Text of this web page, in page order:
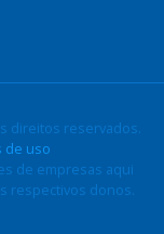
direitos reservados.
de uso
de empresas aqui
respectivos donos.